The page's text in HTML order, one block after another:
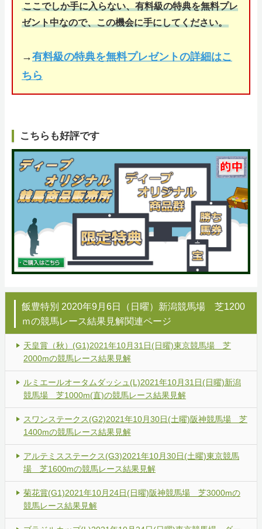
ここでしか手に入らない、有料級の特典を無料プレ
ゼント中なので、この機会に手にしてください。
→有料級の特典を無料プレゼントの詳細はこ
ちら
こちらも好評です
飯豊特別 2020年9月6日（日曜）新潟競馬場 芝1200
ｍの競馬レース結果見解関連ページ
天皇賞（秋）(G1)2021年10月31日(日曜)東京競馬場 芝
2000mの競馬レース結果見解
ルミエールオータムダッシュ(L)2021年10月31日(日曜)新潟
競馬場 芝1000m(直)の競馬レース結果見解
スワンステークス(G2)2021年10月30日(土曜)阪神競馬場 芝
1400mの競馬レース結果見解
アルテミスステークス(G3)2021年10月30日(土曜)東京競馬
場 芝1600mの競馬レース結果見解
菊花賞(G1)2021年10月24日(日曜)阪神競馬場 芝3000mの
競馬レース結果見解